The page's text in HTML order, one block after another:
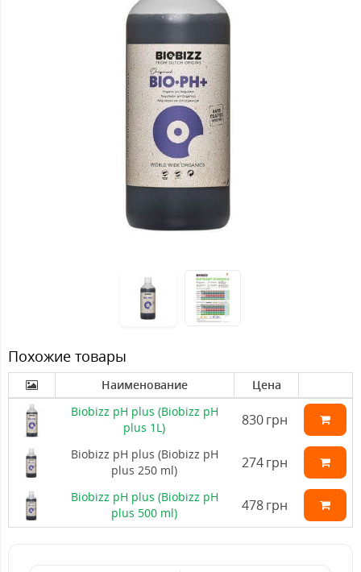
Похожие товары
Наименование
Цена
Biobizz pH plus (Biobizz pH
plus 1L)
830грн
Biobizz pH plus (Biobizz pH
plus 250 ml)
274грн
Biobizz pH plus (Biobizz pH
plus 500 ml)
478грн